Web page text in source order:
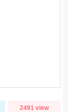
2491 view